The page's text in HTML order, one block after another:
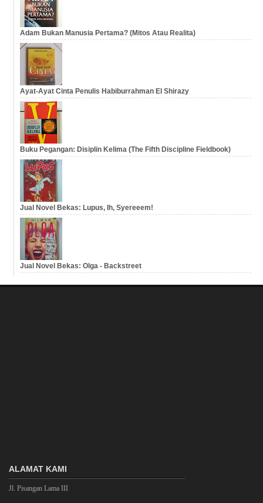
Adam Bukan Manusia Pertama? (Mitos Atau Realita)
Ayat-Ayat Cinta Penulis Habiburrahman El Shirazy
Buku Pegangan: Disiplin Kelima (The Fifth Discipline Fieldbook)
Jual Novel Bekas: Lupus, Ih, Syereeem!
Jual Novel Bekas: Olga - Backstreet
ALAMAT KAMI
Jl. Pisangan Lama III